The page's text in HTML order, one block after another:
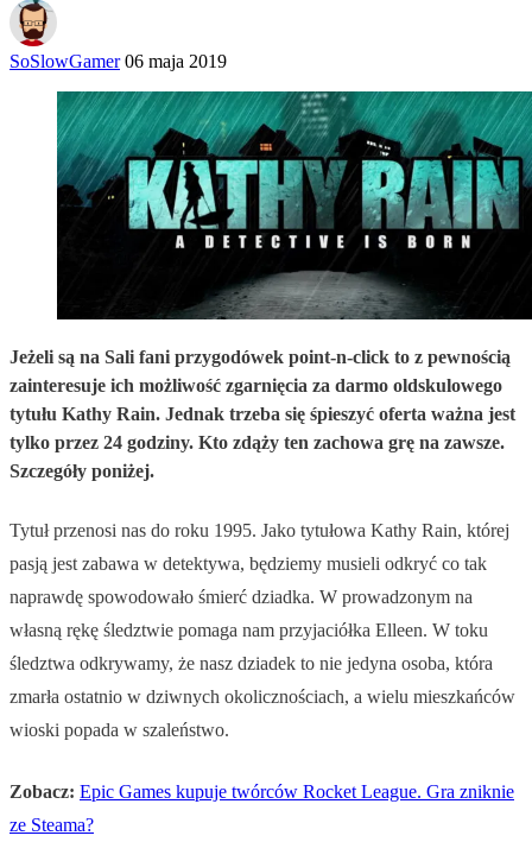
SoSlowGamer 06 maja 2019
Jeżeli są na Sali fani przygodówek point-n-click to z pewnością
zainteresuje ich możliwość zgarnięcia za darmo oldskulowego
tytułu Kathy Rain. Jednak trzeba się śpieszyć oferta ważna jest
tylko przez 24 godziny. Kto zdąży ten zachowa grę na zawsze.
Szczegóły poniżej.
Tytuł przenosi nas do roku 1995. Jako tytułowa Kathy Rain, której
pasją jest zabawa w detektywa, będziemy musieli odkryć co tak
naprawdę spowodowało śmierć dziadka. W prowadzonym na
własną rękę śledztwie pomaga nam przyjaciółka Elleen. W toku
śledztwa odkrywamy, że nasz dziadek to nie jedyna osoba, która
zmarła ostatnio w dziwnych okolicznościach, a wielu mieszkańców
wioski popada w szaleństwo.
Zobacz: Epic Games kupuje twórców Rocket League. Gra zniknie
ze Steama?